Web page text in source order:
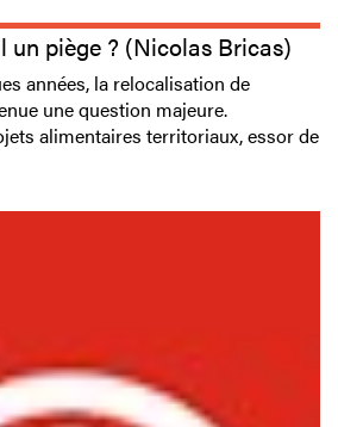
un piège ? (Nicolas Bricas)
années, la relocalisation de
une question majeure.
alimentaires territoriaux, essor de